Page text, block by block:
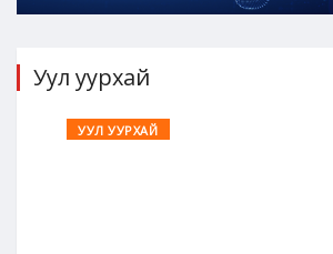
Уул уурхай
УУЛ УУРХАЙ